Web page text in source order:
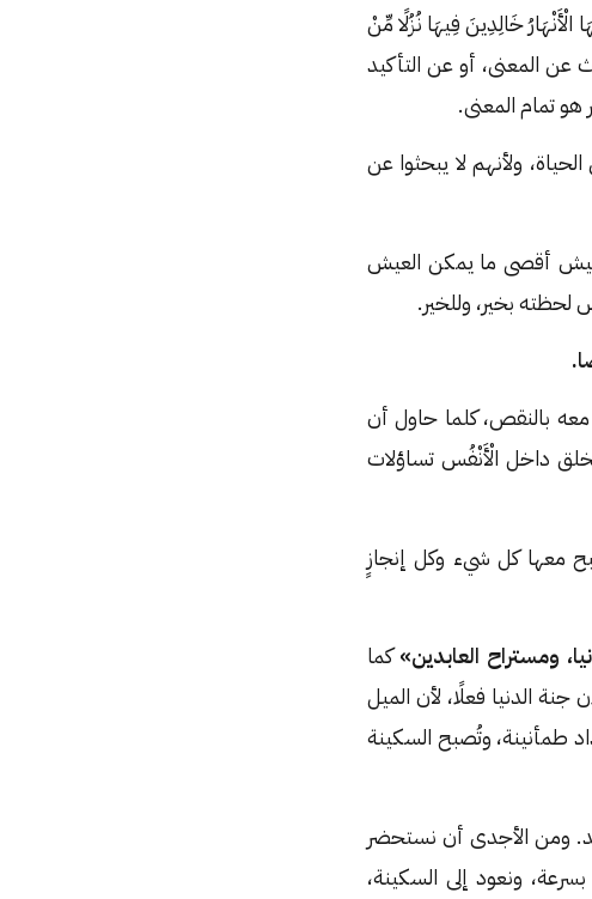
خَالِدِينَ فِيهَا نُزُلًا مِّنْ
هناك رحلة البحث عن المعنى، أو عن التأكيد
هو تمام المعنى.
ولأنهم لا يبحثوا عن
أقصى ما يمكن العيش
لحظته بخير، وللخير.
معه بالنقص، كلما حاول أن
تخلق داخل الْأَنْفُس تساؤلات
معها كل شيء وكل إنجازٍ
ومستراح العابدين»كما
جنة الدنيا فعلًا، لأن الميل
طمأنينة، وتُصبح السكينة
ومن الأجدى أن نستحضر
ونعود إلى السكينة،